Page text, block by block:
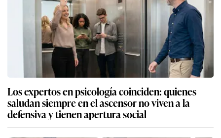
Los expertos en psicología coinciden: quienes
saludan siempre en el ascensor no viven a la
defensiva y tienen apertura social